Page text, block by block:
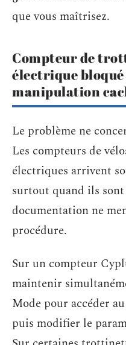
que vous maîtrisez.
Compteur de
électrique bloqué
manipulation
Le problème ne
Les compteurs de
électriques arrivent
surtout quand ils
documentation ne
procédure.
Sur un compteur
maintenir
Mode pour accéder
puis modifier le